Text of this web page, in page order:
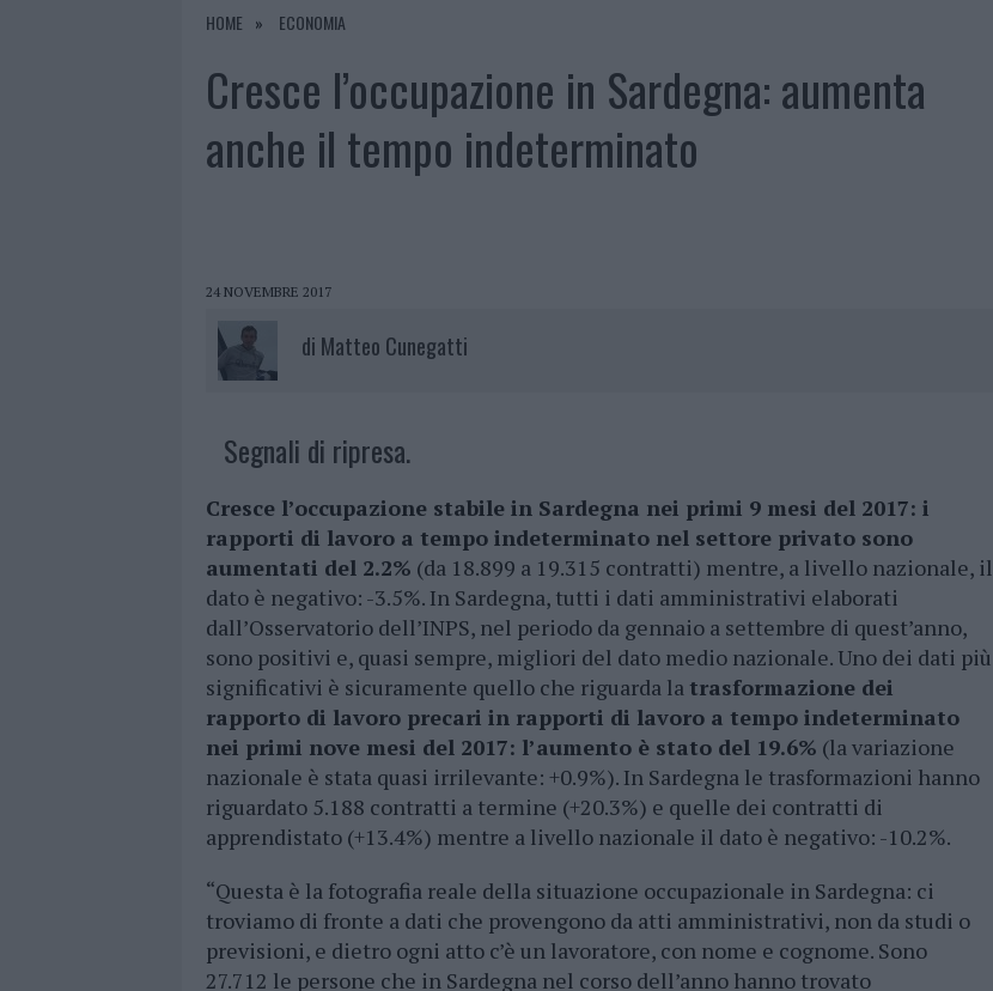
6 AGOSTO 2026 |
5 AGOSTO 2026
“SUL FILO DEL DISCORSO”: SOLD OUT AD OLBIA PER IL READING SU ATZENI
HOME ECONOMIA
Cresce l’occupazione in Sardegna: aumenta
anche il tempo indeterminato
24 NOVEMBRE 2017
di Matteo Cunegatti
Segnali di ripresa.
Cresce l’occupazione stabile in Sardegna nei primi 9 mesi del 2017: i
rapporti di lavoro a tempo indeterminato nel settore privato sono
aumentati del 2.2% (da 18.899 a 19.315 contratti) mentre, a livello nazionale, il
dato è negativo: -3.5%. In Sardegna, tutti i dati amministrativi elaborati
dall’Osservatorio dell’INPS, nel periodo da gennaio a settembre di quest’anno,
sono positivi e, quasi sempre, migliori del dato medio nazionale. Uno dei dati più
significativi è sicuramente quello che riguarda la trasformazione dei
rapporto di lavoro precari in rapporti di lavoro a tempo indeterminato
nei primi nove mesi del 2017: l’aumento è stato del 19.6% (la variazione
nazionale è stata quasi irrilevante: +0.9%). In Sardegna le trasformazioni hanno
riguardato 5.188 contratti a termine (+20.3%) e quelle dei contratti di
apprendistato (+13.4%) mentre a livello nazionale il dato è negativo: -10.2%.
“Questa è la fotografia reale della situazione occupazionale in Sardegna: ci
troviamo di fronte a dati che provengono da atti amministrativi, non da studi o
previsioni, e dietro ogni atto c’è un lavoratore, con nome e cognome. Sono
27.712 le persone che in Sardegna nel corso dell’anno hanno trovato